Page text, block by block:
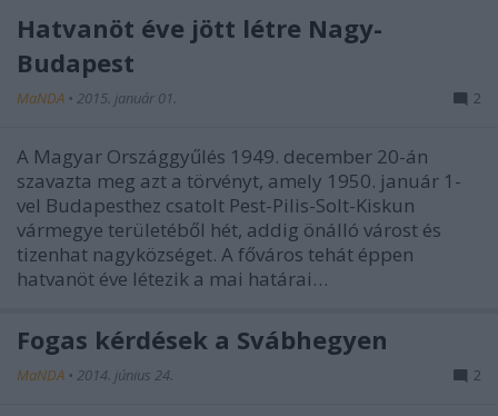
Hatvanöt éve jött létre Nagy-
Budapest
MaNDA • 2015. január 01. 2
A Magyar Országgyűlés 1949. december 20-án
szavazta meg azt a törvényt, amely 1950. január 1-
vel Budapesthez csatolt Pest-Pilis-Solt-Kiskun
vármegye területéből hét, addig önálló várost és
tizenhat nagyközséget. A főváros tehát éppen
hatvanöt éve létezik a mai határai…
Fogas kérdések a Svábhegyen
MaNDA • 2014. június 24. 2